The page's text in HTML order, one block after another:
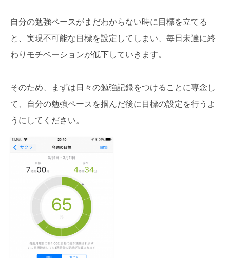
自分の勉強ペースがまだわからない時に目標を立てる
と、実現不可能な目標を設定してしまい、毎日未達に終
わりモチベーションが低下していきます。
そのため、まずは日々の勉強記録をつけることに専念し
て、自分の勉強ペースを掴んだ後に目標の設定を行うよ
うにしてください。